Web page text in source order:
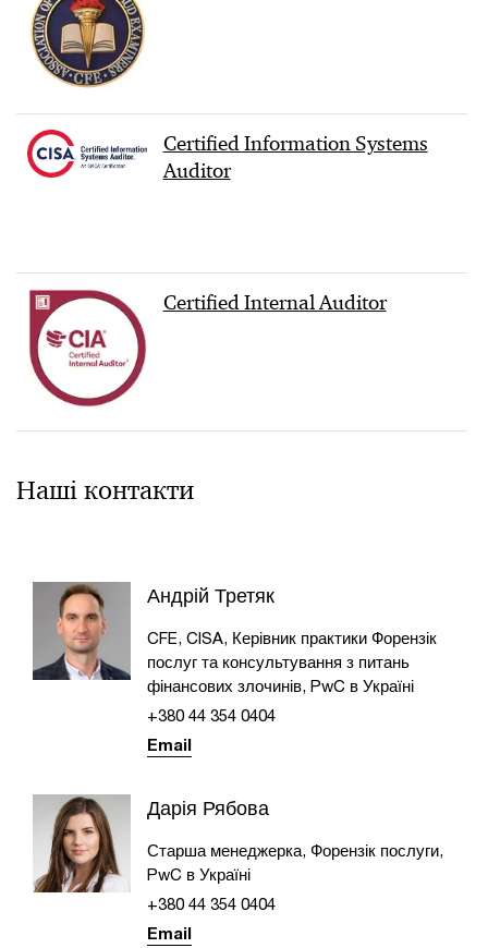
Certified Information Systems
Auditor
Certified Internal Auditor
Наші контакти
Андрій Третяк
CFE, CISA, Керівник практики Форензік
послуг та консультування з питань
фінансових злочинів, PwC в Україні
+380 44 354 0404
Email
Дарія Рябова
Старша менеджерка, Форензік послуги,
PwC в Україні
+380 44 354 0404
Email